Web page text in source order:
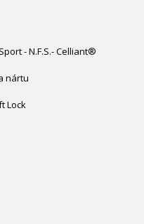
- N.F.S.- Celliant®
nártu
Lock